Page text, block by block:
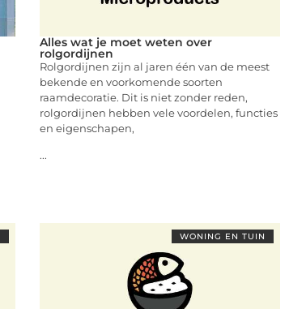
Alles wat je moet weten over
rolgordijnen
Rolgordijnen zijn al jaren één van de meest
bekende en voorkomende soorten
raamdecoratie. Dit is niet zonder reden,
rolgordijnen hebben vele voordelen, functies
en eigenschapen,
...
WONING EN TUIN